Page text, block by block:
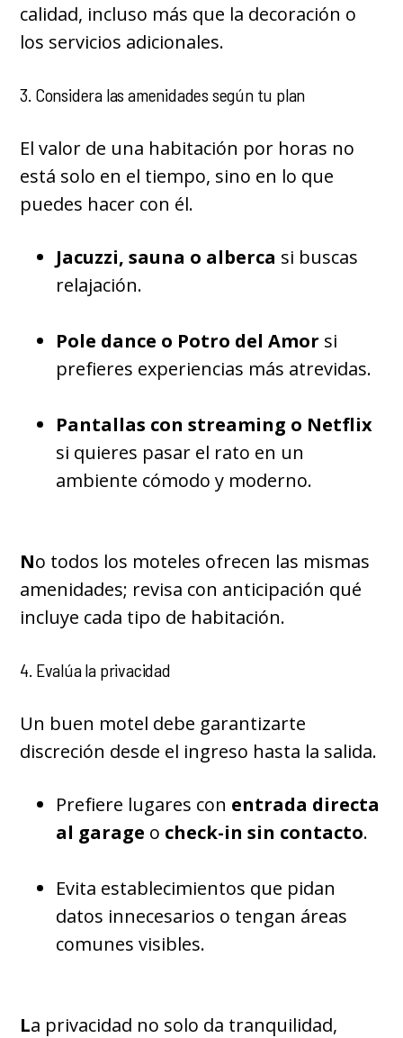
calidad, incluso más que la decoración o
los servicios adicionales.
3. Considera las amenidades según tu plan
El valor de una habitación por horas no
está solo en el tiempo, sino en lo que
puedes hacer con él.
Jacuzzi, sauna o alberca si buscas
relajación.
Pole dance o Potro del Amor si
prefieres experiencias más atrevidas.
Pantallas con streaming o Netflix
si quieres pasar el rato en un
ambiente cómodo y moderno.
No todos los moteles ofrecen las mismas
amenidades; revisa con anticipación qué
incluye cada tipo de habitación.
4. Evalúa la privacidad
Un buen motel debe garantizarte
discreción desde el ingreso hasta la salida.
Prefiere lugares con entrada directa
al garage o check-in sin contacto.
Evita establecimientos que pidan
datos innecesarios o tengan áreas
comunes visibles.
La privacidad no solo da tranquilidad,